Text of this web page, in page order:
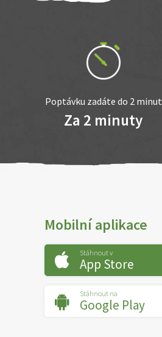
Poptávku zadáte do 2 minut
Za 2 minuty
Mobilní aplikace
Stáhnout v
App Store
Stáhnout na
Google Play